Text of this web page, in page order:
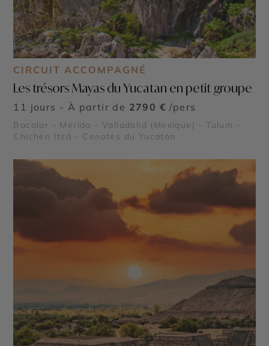
CIRCUIT ACCOMPAGNÉ
Les trésors Mayas du Yucatan en petit groupe
11 jours - À partir de 2790 € /pers
Bacalar - Merida - Valladolid (Mexique) - Tulum -
Chichén Itzá - Cenotes du Yucatán